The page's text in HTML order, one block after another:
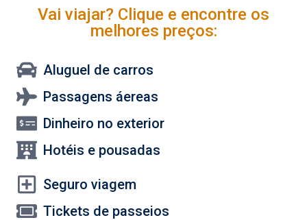
Vai viajar? Clique e encontre os
melhores preços:
Aluguel de carros
Passagens áereas
Dinheiro no exterior
Hotéis e pousadas
Seguro viagem
Tickets de passeios